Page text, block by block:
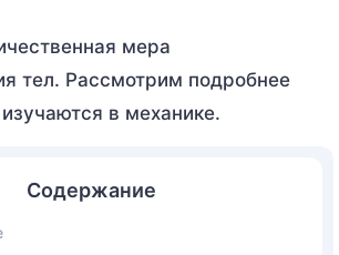
мера
тел. Рассмотрим подробнее
в механике.
Содержание